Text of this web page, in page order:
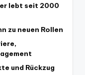
lebt seit 2000
zu neuen Rollen
und Rückzug